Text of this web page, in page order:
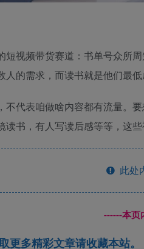
短视频带货赛道：书单号众所
人的需求，而读书就是他们最
不代表咱做啥内容都有流量。
读书，有人写读后感等等，这
此处
------本页
更多精彩文章请收藏本站。